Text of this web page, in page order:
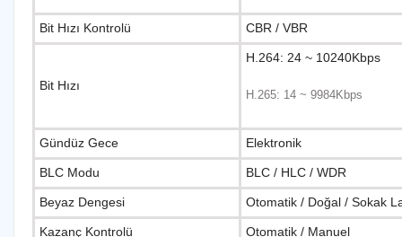
Bit Hızı Kontrolü CBR / VBR
Bit Hızı
H.264: 24 ~ 10240Kbps
H.265: 14 ~ 9984Kbps
Gündüz Gece Elektronik
BLC Modu BLC / HLC / WDR
Beyaz Dengesi Otomatik / Doğal / Sokak
Kazanç Kontrolü Otomatik / Manuel